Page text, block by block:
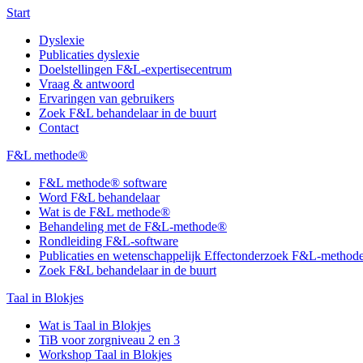
Start
Dyslexie
Publicaties dyslexie
Doelstellingen F&L-expertisecentrum
Vraag & antwoord
Ervaringen van gebruikers
Zoek F&L behandelaar in de buurt
Contact
F&L methode®
F&L methode® software
Word F&L behandelaar
Wat is de F&L methode®
Behandeling met de F&L-methode®
Rondleiding F&L-software
Publicaties en wetenschappelijk Effectonderzoek F&L-
Zoek F&L behandelaar in de buurt
Taal in Blokjes
Wat is Taal in Blokjes
TiB voor zorgniveau 2 en 3
Workshop Taal in Blokjes